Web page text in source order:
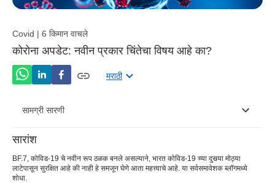
Covid | 6 किमान वाचले
कोरोना अपडेट: नवीन प्रकार चिंतेचा विषय आहे का?
मराठी
सामग्री सारणी
भारतात कोरोना अपडेट:
सारांश
BF.7, कोविड-19 चे नवीन रूप ठळक बनले असल्याने, भारत कोविड-19 च्या दुसर्‍या मोठ्या
लाटेपासून सुरक्षित आहे की नाही हे समजून घेणे आता महत्त्वाचे आहे. या सर्वसमावेशक ब्लॉगमध्ये
शोधा.